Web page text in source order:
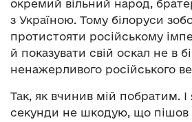
окремий вільний народ,
з Україною. Тому білоруси
протистояти російському
й показувати свій оскал не в
ненажерливого російського
Так, як вчинив мій побратим.
секунди не шкодую, що пішов